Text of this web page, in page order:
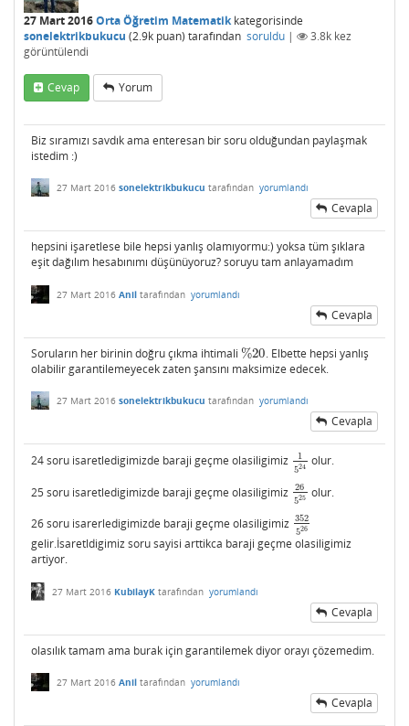
27 Mart 2016Orta Öğretim Matematikkategorisinde
sonelektrikbukucu (2.9k puan) tarafından soruldu | 3.8k kez
görüntülendi
Cevap Yorum
Biz sıramızı savdık ama enteresan bir soru olduğundan paylaşmak
istedim :)
27 Mart 2016 sonelektrikbukucu tarafından yorumlandı
Cevapla
hepsini işaretlese bile hepsi yanlış olamıyormu:) yoksa tüm şıklara
eşit dağılım hesabınımı düşünüyoruz? soruyu tam anlayamadım
27 Mart 2016 Anil tarafından yorumlandı
Cevapla
Soruların her birinin doğru çıkma ihtimali %20
%20 . Elbette hepsi yanlış
olabilir garantilemeyecek zaten şansını maksimize edecek.
27 Mart 2016 sonelektrikbukucu tarafından yorumlandı
Cevapla
24 soru isaretledigimizde baraji geçme olasiligimiz
1
524
1524olur.
25 soru isaretledigimizde baraji geçme olasiligimiz
26
525
265 25
olur.
26 soru isarerledigimizde baraji geçme olasiligimiz 352
526
352
gelir.İsaretldigimiz soru sayisi arttikca baraji geçme olasiligimiz
artiyor.
27 Mart 2016 KubilayK tarafından yorumlandı
Cevapla
olasılık tamam ama burak için garantilemek diyor orayı çözemedim.
27 Mart 2016 Anil tarafından yorumlandı
Cevapla